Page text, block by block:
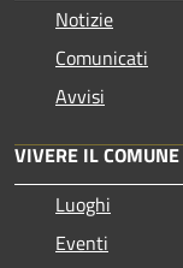
Notizie
Comunicati
Avvisi
VIVERE IL COMUNE
Luoghi
Eventi